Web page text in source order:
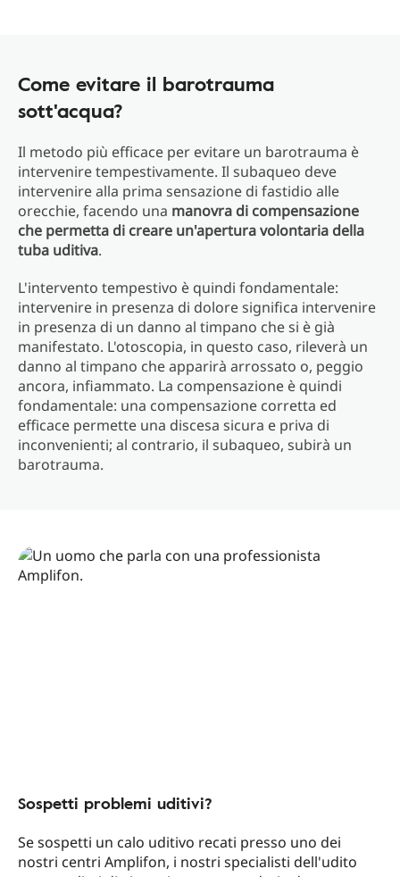
Come evitare il barotrauma
sott'acqua?
Il metodo più efficace per evitare un barotrauma è
intervenire tempestivamente. Il subaqueo deve
intervenire alla prima sensazione di fastidio alle
orecchie, facendo una manovra di compensazione
che permetta di creare un'apertura volontaria della
tuba uditiva.
L'intervento tempestivo è quindi fondamentale:
intervenire in presenza di dolore significa intervenire
in presenza di un danno al timpano che si è già
manifestato. L'otoscopia, in questo caso, rileverà un
danno al timpano che apparirà arrossato o, peggio
ancora, infiammato. La compensazione è quindi
fondamentale: una compensazione corretta ed
efficace permette una discesa sicura e priva di
inconvenienti; al contrario, il subaqueo, subirà un
barotrauma.
Sospetti problemi uditivi?
Se sospetti un calo uditivo recati presso uno dei
nostri centri Amplifon, i nostri specialisti dell'udito